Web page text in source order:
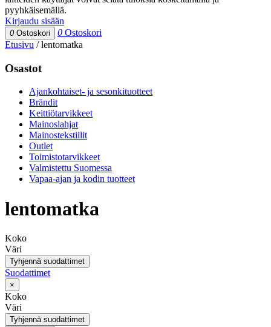
pyyhkäisemällä.
Kirjaudu sisään
0 Ostoskori 0 Ostoskori
Etusivu /lentomatka
Osastot
Ajankohtaiset- ja sesonkituotteet
Brändit
Keittiötarvikkeet
Mainoslahjat
Mainostekstiilit
Outlet
Toimistotarvikkeet
Valmistettu Suomessa
Vapaa-ajan ja kodin tuotteet
lentomatka
Koko
Väri
Tyhjennä suodattimet
Suodattimet
×
Koko
Väri
Tyhjennä suodattimet